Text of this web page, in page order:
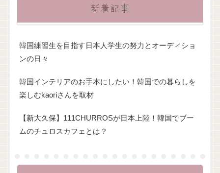
新着記事
韓国練習生を目指す日本人学生の努力とオーディショ
ンの日々
韓国インテリアのお手本にしたい！韓国での暮らしを
楽しむkaoriさんを取材
【新大久保】111CHURROSが日本上陸！韓国でブー
ムのチュロスカフェとは？